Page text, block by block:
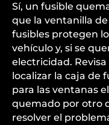
Sí, un fusible
que la ventanilla
fusibles protegen
vehículo y, si se
electricidad.
localizar la caja de
para las ventanas
quemado por otro
resolver el